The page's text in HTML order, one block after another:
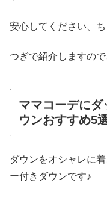
安心してください、
つぎで紹介しますの
ママコーデに
ウンおすすめ5
ダウンをオシャレに
ー付きダウンです♪